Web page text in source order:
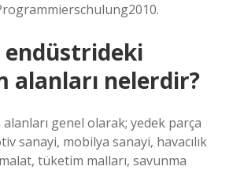
endüstrideki
alanları nelerdir?
genel olarak; yedek parça
sanayi, mobilya sanayi, havacılık
tüketim malları, savunma